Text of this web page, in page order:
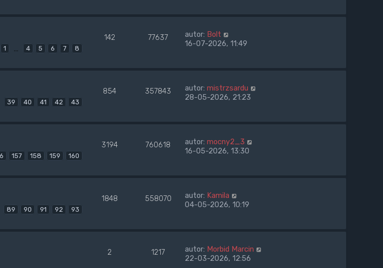
1 … 4 5 6 7 8
142 77637 autor: Bolt
16-07-2026, 11:49
39 40 41 42 43
854 357843 autor: mistrzsardu
28-05-2026, 21:23
157 158 159 160
3194 760618 autor: mocny2_3
16-05-2026, 13:30
89 90 91 92 93
1848 558070 autor: Kamila
04-05-2026, 10:19
2 1217 autor: Morbid Marcin
22-03-2026, 12:56